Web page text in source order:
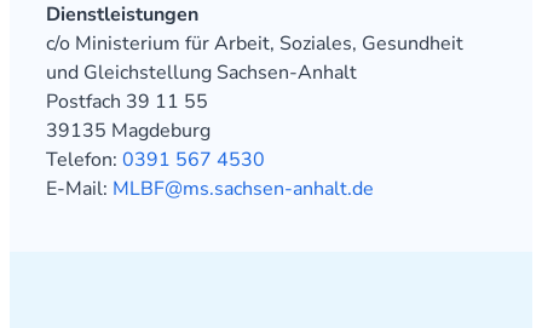
Dienstleistungen
c/o Ministerium für Arbeit, Soziales, Gesundheit
und Gleichstellung Sachsen-Anhalt
Postfach 39 11 55
39135 Magdeburg
Telefon: 0391 567 4530
E-Mail: MLBF@ms.sachsen-anhalt.de